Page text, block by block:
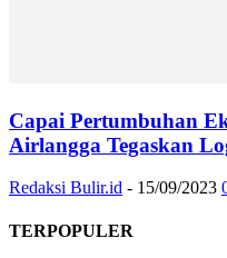
Capai Pertumbuhan
Airlangga Tegaskan
Redaksi Bulir.id - 15/09/2023
TERPOPULER